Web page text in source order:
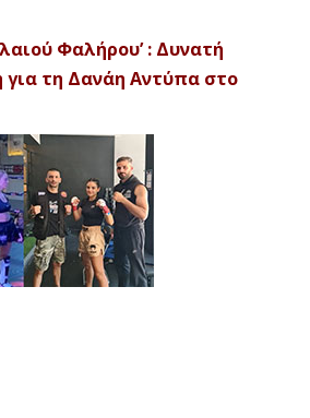
Φαλήρου’ : Δυνατή
για τη Δανάη Αντύπα στο